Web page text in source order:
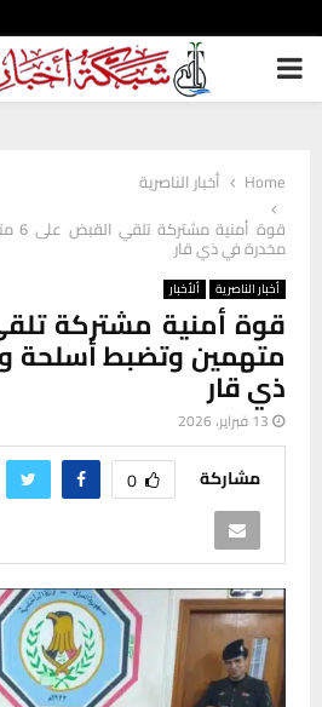
PRIMARY
Home
أخبار الناصرية
قوة
مخدرة في ذي قار
أخبار الناصرية ألأخبار
متهمين وتضبط أسلحة
ذي قار
13 فبراير، 2026
مشاركة 0